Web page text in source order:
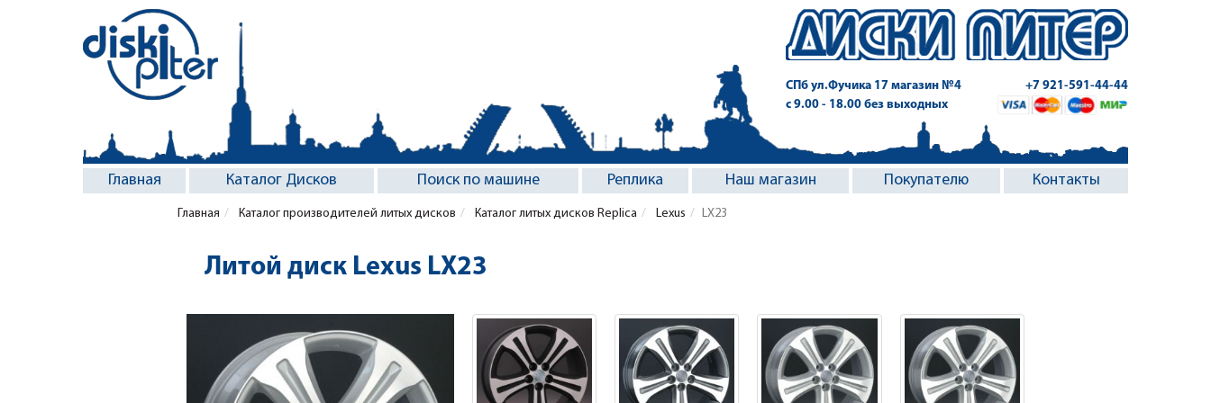
СПб ул.Фучика 17магазин №4
+7 921-591-44-44
с 9.00 - 18.00 без выходных
Главная Каталог Дисков Поиск по машине Реплика Наш магазин Покупателю Контакты
Главная Каталог производителей литых дисков Каталог литых дисков Replica Lexus LX23
Литой диск Lexus LX23